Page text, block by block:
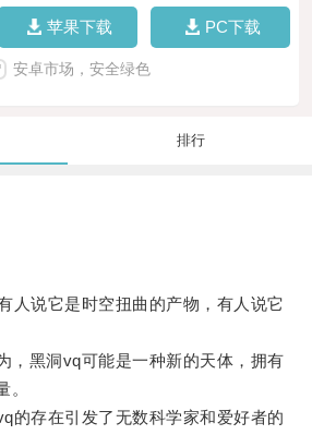
苹果下载 PC下载
安卓市场，安全绿色
排行
说它是时空扭曲的产物，有人说它
黑洞vq可能是一种新的天体，拥有
。
存在引发了无数科学家和爱好者的